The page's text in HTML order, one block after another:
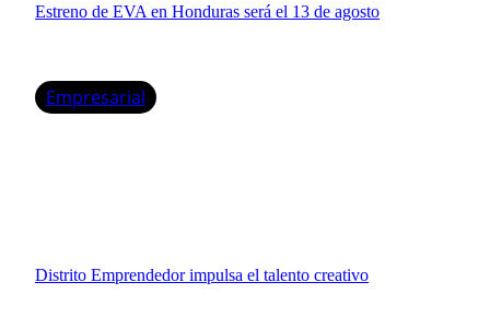
Estreno de EVA en Honduras será el 13 de agosto
Empresarial
Distrito Emprendedor impulsa el talento creativo